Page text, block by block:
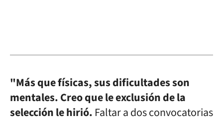
"Más que físicas, sus dificultades son
mentales. Creo que le exclusión de la
selección le hirió. Faltar a dos convocatorias